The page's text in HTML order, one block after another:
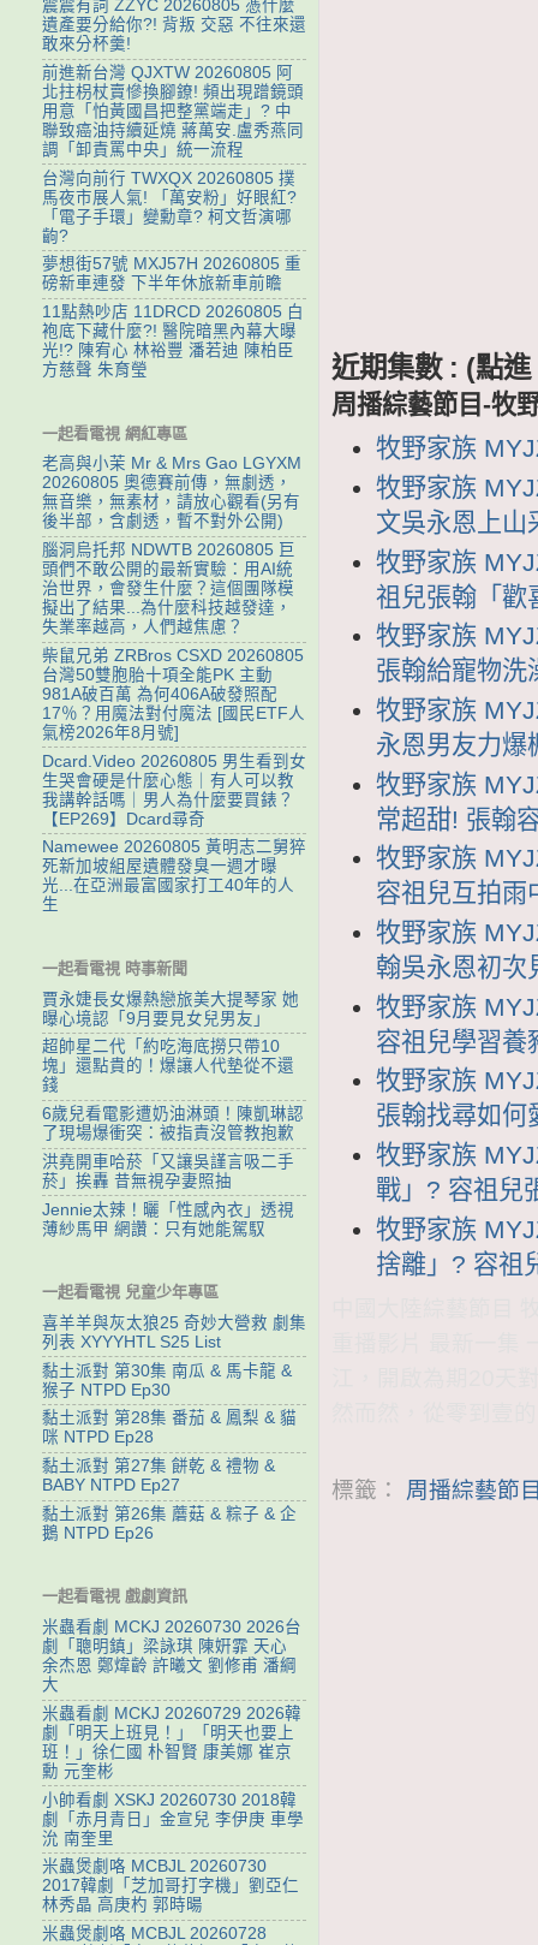
近期集數 : (點
周播綜藝節目-牧
牧野家族
牧野家族
文吳永恩上山
牧野家族
祖兒張翰「歡
牧野家族
張翰給寵物洗
牧野家族
永恩男友力爆
牧野家族
常超甜! 張翰
牧野家族
容祖兒互拍雨
牧野家族
翰吳永恩初次
牧野家族
容祖兒學習養
牧野家族
張翰找尋如何
牧野家族
戰」? 容祖兒
牧野家族
捨離」? 容祖
標籤： 周播綜藝節
震震有詞 ZZYC 20260805 憑什麼
遺產要分給你?! 背叛 交惡 不往來還
敢來分杯羹!
前進新台灣 QJXTW 20260805 阿
北拄枴杖賣慘換腳鐐! 頻出現蹭鏡頭
用意「怕黃國昌把整黨端走」? 中
聯致癌油持續延燒 蔣萬安.盧秀燕同
調「卸責罵中央」統一流程
台灣向前行 TWXQX 20260805 撲
馬夜市展人氣! 「萬安粉」好眼紅?
「電子手環」變勳章? 柯文哲演哪
齣?
夢想街57號 MXJ57H 20260805 重
磅新車連發 下半年休旅新車前瞻
11點熱吵店 11DRCD 20260805 白
袍底下藏什麼?! 醫院暗黑內幕大曝
光!? 陳宥心 林裕豐 潘若迪 陳柏臣
方慈聲 朱育瑩
一起看電視 網紅專區
老高與小茉 Mr & Mrs Gao LGYXM
20260805 奧德賽前傳，無劇透，
無音樂，無素材，請放心觀看(另有
後半部，含劇透，暫不對外公開)
腦洞烏托邦 NDWTB 20260805 巨
頭們不敢公開的最新實驗：用AI統
治世界，會發生什麼？這個團隊模
擬出了結果...為什麼科技越發達，
失業率越高，人們越焦慮？
柴鼠兄弟 ZRBros CSXD 20260805
台灣50雙胞胎十項全能PK 主動
981A破百萬 為何406A破發照配
17％？用魔法對付魔法 [國民ETF人
氣榜2026年8月號]
Dcard.Video 20260805 男生看到女
生哭會硬是什麼心態｜有人可以教
我講幹話嗎｜男人為什麼要買錶？
【EP269】Dcard尋奇
Namewee 20260805 黃明志二舅猝
死新加坡組屋遺體發臭一週才曝
光...在亞洲最富國家打工40年的人
生
一起看電視 時事新聞
賈永婕長女爆熱戀旅美大提琴家 她
曝心境認「9月要見女兒男友」
超帥星二代「約吃海底撈只帶10
塊」還點貴的！爆讓人代墊從不還
錢
6歲兒看電影遭奶油淋頭！陳凱琳認
了現場爆衝突：被指責沒管教抱歉
洪堯開車哈菸「又讓吳謹言吸二手
菸」挨轟 昔無視孕妻照抽
Jennie太辣！曬「性感內衣」透視
薄紗馬甲 網讚：只有她能駕馭
一起看電視 兒童少年專區
喜羊羊與灰太狼25 奇妙大營救 劇集
列表 XYYYHTL S25 List
黏土派對 第30集 南瓜 & 馬卡龍 &
猴子 NTPD Ep30
黏土派對 第28集 番茄 & 鳳梨 & 貓
咪 NTPD Ep28
黏土派對 第27集 餅乾 & 禮物 &
BABY NTPD Ep27
黏土派對 第26集 蘑菇 & 粽子 & 企
鵝 NTPD Ep26
一起看電視 戲劇資訊
米蟲看劇 MCKJ 20260730 2026台
劇「聰明鎮」梁詠琪 陳姸霏 天心
余杰恩 鄭煒齡 許曦文 劉修甫 潘綱
大
米蟲看劇 MCKJ 20260729 2026韓
劇「明天上班見！」「明天也要上
班！」徐仁國 朴智賢 康美娜 崔京
勳 元奎彬
小帥看劇 XSKJ 20260730 2018韓
劇「赤月青日」金宣兒 李伊庚 車學
沇 南奎里
米蟲煲劇咯 MCBJL 20260730
2017韓劇「芝加哥打字機」劉亞仁
林秀晶 高庚杓 郭時暘
米蟲煲劇咯 MCBJL 20260728